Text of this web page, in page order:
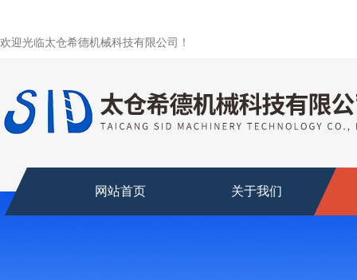
欢迎光临太仓希德机械科技有限公司！
网站首页 关于我们